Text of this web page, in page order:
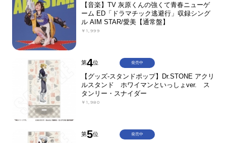
【音楽】TV 灰原くんの強くて青春ニューゲ
ーム ED「ドラマチック逃避行」収録シング
ル AIM STAR/愛美【通常盤】
￥1,999
第4位
【グッズ-スタンドポップ】Dr.STONE アクリ
ルスタンド ホワイマンといっしょver. ス
タンリー・スナイダー
￥1,980
発売中
第5位 発売中